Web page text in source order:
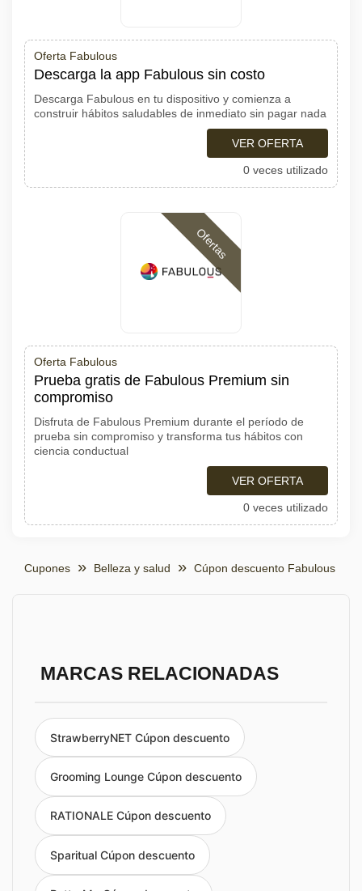
Oferta Fabulous
Descarga la app Fabulous sin costo
Descarga Fabulous en tu dispositivo y comienza a
construir hábitos saludables de inmediato sin pagar nada
VER OFERTA
0 veces utilizado
Ofertas
Oferta Fabulous
Prueba gratis de Fabulous Premium sin
compromiso
Disfruta de Fabulous Premium durante el período de
prueba sin compromiso y transforma tus hábitos con
ciencia conductual
VER OFERTA
0 veces utilizado
Cupones Belleza y salud Cúpon descuento Fabulous
MARCAS RELACIONADAS
StrawberryNET Cúpon descuento
Grooming Lounge Cúpon descuento
RATIONALE Cúpon descuento
Sparitual Cúpon descuento